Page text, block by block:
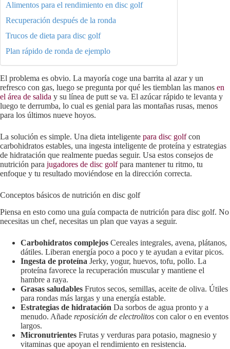
Alimentos para el rendimiento en disc golf
Recuperación después de la ronda
Trucos de dieta para disc golf
Plan rápido de ronda de ejemplo
El problema es obvio. La mayoría coge una barrita al azar y un
refresco con gas, luego se pregunta por qué les tiemblan las manos en
el área de salida y su línea de putt se va. El azúcar rápido te levanta y
luego te derrumba, lo cual es genial para las montañas rusas, menos
para los últimos nueve hoyos.
La solución es simple. Una dieta inteligente para disc golfcon
carbohidratos estables, una ingesta inteligente de proteína y estrategias
de hidratación que realmente puedas seguir. Usa estos consejos de
nutrición para jugadores de disc golfpara mantener tu ritmo, tu
enfoque y tu resultado moviéndose en la dirección correcta.
Conceptos básicos de nutrición en disc golf
Piensa en esto como una guía compacta de nutrición para disc golf. No
necesitas un chef, necesitas un plan que vayas a seguir.
Carbohidratos complejos Cereales integrales, avena, plátanos,
dátiles. Liberan energía poco a poco y te ayudan a evitar picos.
Ingesta de proteína Jerky, yogur, huevos, tofu, pollo. La
proteína favorece la recuperación muscular y mantiene el
hambre a raya.
Grasas saludables Frutos secos, semillas, aceite de oliva. Útiles
para rondas más largas y una energía estable.
Estrategias de hidratación Da sorbos de agua pronto y a
menudo. Añade reposición de electrolitos con calor o en eventos
largos.
Micronutrientes Frutas y verduras para potasio, magnesio y
vitaminas que apoyan el rendimiento en resistencia.